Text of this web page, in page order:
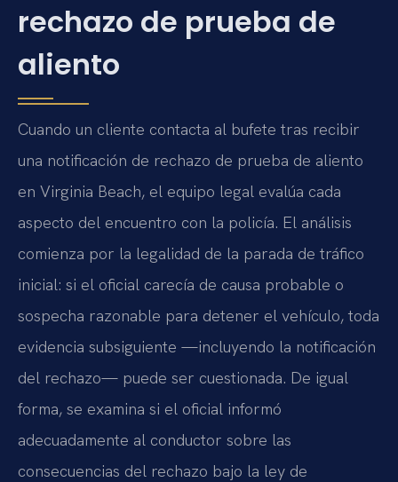
rechazo de prueba de
aliento
Cuando un cliente contacta al bufete tras recibir
una notificación de rechazo de prueba de aliento
en Virginia Beach, el equipo legal evalúa cada
aspecto del encuentro con la policía. El análisis
comienza por la legalidad de la parada de tráfico
inicial: si el oficial carecía de causa probable o
sospecha razonable para detener el vehículo, toda
evidencia subsiguiente —incluyendo la notificación
del rechazo— puede ser cuestionada. De igual
forma, se examina si el oficial informó
adecuadamente al conductor sobre las
consecuencias del rechazo bajo la ley de